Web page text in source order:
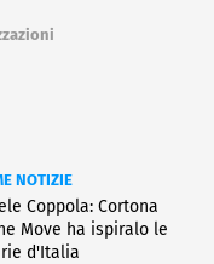
NOTIZIE
Coppola: Cortona
Move ha ispiralo le
d'Italia